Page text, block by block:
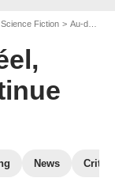
Fiction Au-delà du réel, l'aventure continue
News